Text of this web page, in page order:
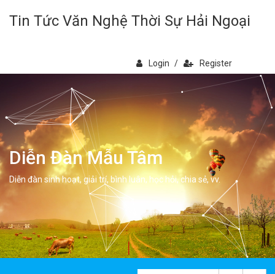
Tin Tức Văn Nghệ Thời Sự Hải Ngoại
Login / Register
Diễn Đàn Mẫu Tâm
Diễn đàn sinh hoạt, giải trí, bình luân, học hỏi, chia sẻ, vv.